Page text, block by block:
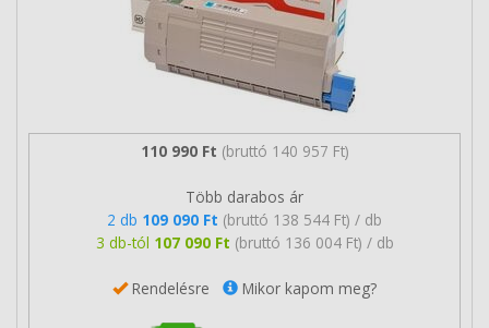
110 990 Ft (bruttó 140 957 Ft)
Több darabos ár
2 db 109 090 Ft (bruttó 138 544 Ft) / db
3 db-tól 107 090 Ft (bruttó 136 004 Ft) / db
Rendelésre Mikor kapom meg?